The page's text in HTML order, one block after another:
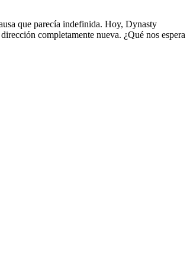
que parecía indefinida. Hoy, Dynasty
completamente nueva. ¿Qué nos espera